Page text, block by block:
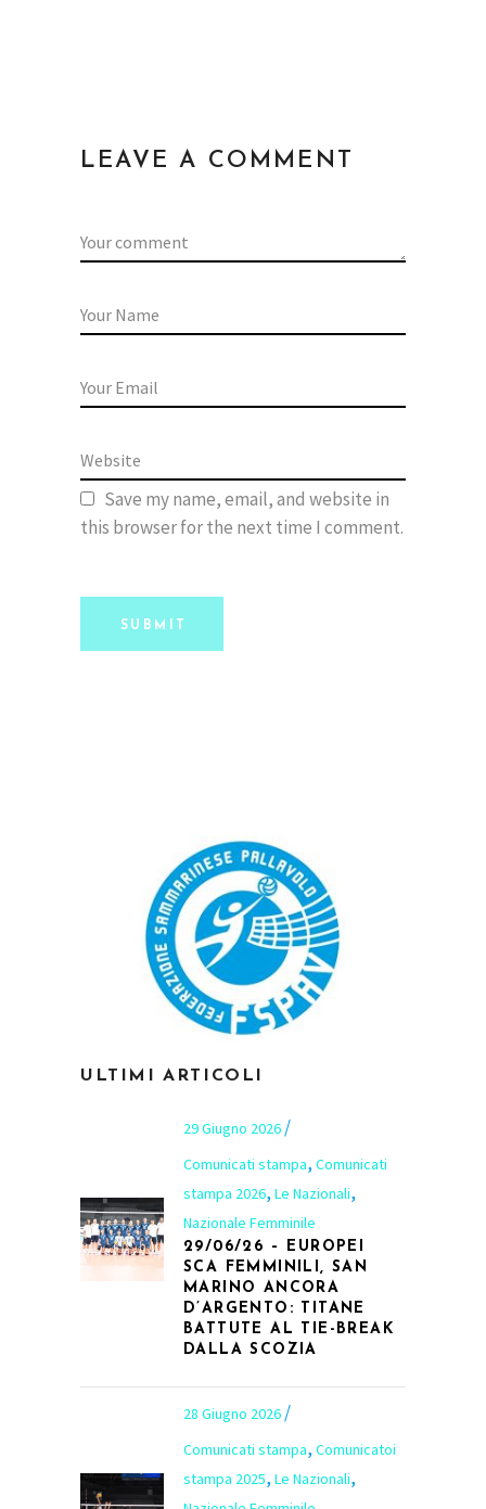
LEAVE A COMMENT
Save my name, email, and website in
this browser for the next time I comment.
SUBMIT
ULTIMI ARTICOLI
29 Giugno 2026
Comunicati stampa, Comunicati
stampa 2026, Le Nazionali,
Nazionale Femminile
29/06/26 – EUROPEI
SCA FEMMINILI, SAN
MARINO ANCORA
D’ARGENTO: TITANE
BATTUTE AL TIE-BREAK
DALLA SCOZIA
28 Giugno 2026
Comunicati stampa, Comunicatoi
stampa 2025, Le Nazionali,